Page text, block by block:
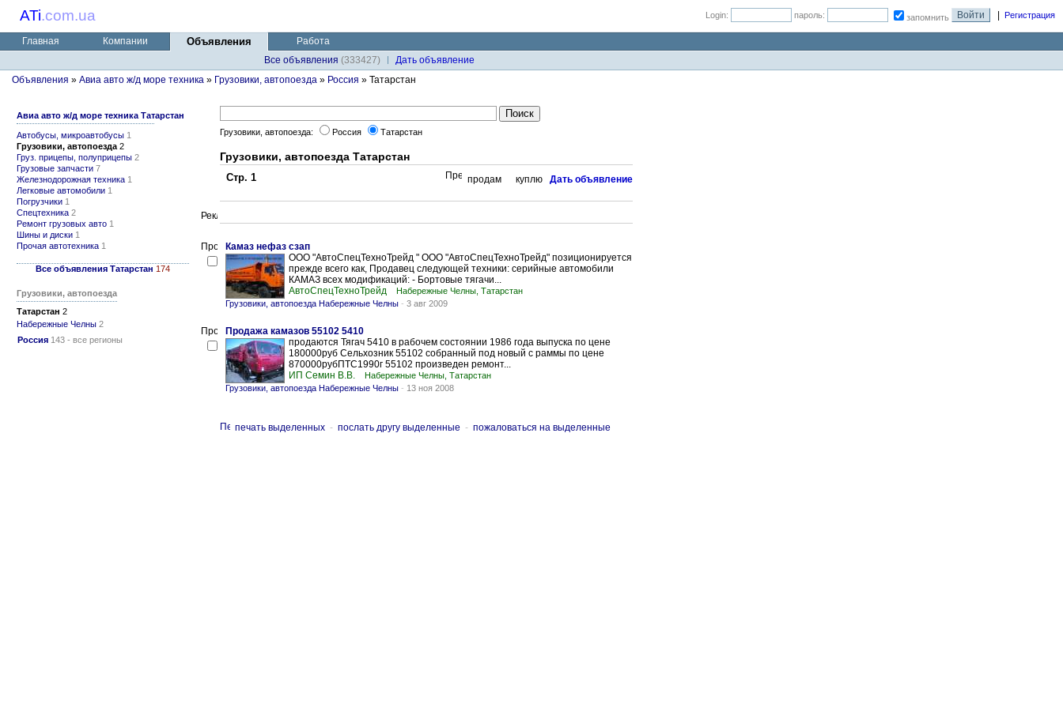
ATi.com.ua Login: пароль: запомнить Регистрация
Главная Компании Объявления
Работа
Все объявления (333427)
Дaть объявление
Объявления » Авиа авто ж/д море техника » Грузовики, автопоезда » Россия » Татарстан
Авиа авто ж/д море техника Татарстан
Автобусы, микроавтобусы 1
Грузовики, автопоезда 2
Груз. прицепы, полуприцепы 2
Грузовые запчасти 7
Железнодорожная техника 1
Легковые автомобили 1
Погрузчики 1
Спецтехника 2
Ремонт грузовых авто 1
Шины и диски 1
Прочая автотехника 1
Все объявления Татарстан 174
Грузовики, автопоезда
Татарстан 2
Набережные Челны 2
Россия 143 - все регионы
Грузовики, автопоезда: Россия Татарстан
Грузовики, автопоезда Татарстан
Стр. 1 продам куплю Дaть объявление
Камаз нефаз сзап
ООО "АвтоСпецТехноТрейд " OOO "АвтоСпецТехноТрейд" позиционируется
прежде всего как, Продавец следующей техники: серийные автомобили
КАМАЗ всех модификаций: - Бортовые тягачи...
АвтоСпецТехноТрейд
Набережные Челны, Татарстан
Грузовики, автопоезда Набережные Челны - 3 авг 2009
Продажа камазов 55102 5410
продаются Тягач 5410 в рабочем состоянии 1986 года выпуска по цене
180000руб Сельхозник 55102 собранный под новый с раммы по цене
870000рубПТС1990г 55102 произведен ремонт...
ИП Семин В.В.
Набережные Челны, Татарстан
Грузовики, автопоезда Набережные Челны - 13 ноя 2008
печать выделенных - послать другу выделенные - пожаловаться на выделенные